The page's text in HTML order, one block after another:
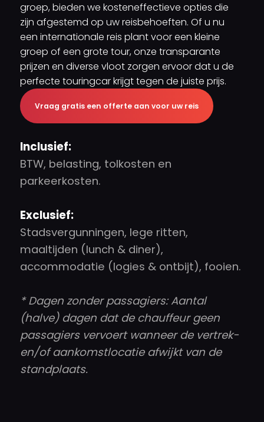
groep, bieden we kosteneffectieve opties die
zijn afgestemd op uw reisbehoeften. Of u nu
een internationale reis plant voor een kleine
groep of een grote tour, onze transparante
prijzen en diverse vloot zorgen ervoor dat u de
perfecte touringcar krijgt tegen de juiste prijs.
Vraag gratiseen offerte aan voor uw reis
Inclusief:
BTW, belasting, tolkosten en
parkeerkosten.
Exclusief:
Stadsvergunningen, lege ritten,
maaltijden (lunch & diner),
accommodatie (logies & ontbijt), fooien.
* Dagen zonder passagiers: Aantal
(halve) dagen dat de chauffeur geen
passagiers vervoert wanneer de vertrek-
en/of aankomstlocatie afwijkt van de
standplaats.